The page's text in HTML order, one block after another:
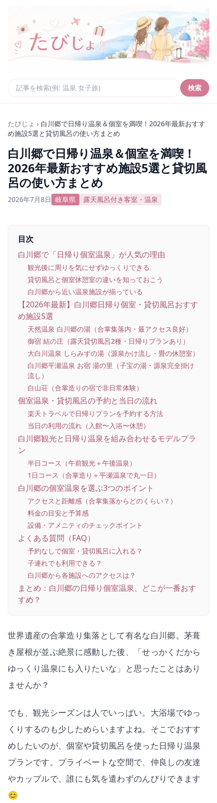
検索
たびじょ › 白川郷で日帰り温泉＆個室を満喫！2026年最新おすす
め施設5選と貸切風呂の使い方まとめ
白川郷で日帰り温泉＆個室を満喫！
2026年最新おすすめ施設5選と貸切風
呂の使い方まとめ
2026年7月8日 岐阜県 露天風呂付き客室・温泉
目次
白川郷で「日帰り個室温泉」が人気の理由
観光後に周りを気にせずゆっくりできる
貸切風呂と個室休憩室の違いを知っておこう
白川郷から近い温泉施設が揃っている
【2026年最新】白川郷日帰り個室・貸切風呂おすす
め施設5選
天然温泉 白川郷の湯（合掌集落内・最アクセス良好）
御宿 結の庄（露天貸切風呂2種・日帰りプランあり）
大白川温泉 しらみずの湯（源泉かけ流し・畳の休憩室）
白川郷平瀬温泉 お宿 湯の里（子宝の湯・源泉完全掛け
流し）
白山荘（合掌造りの宿で非日常体験）
個室温泉・貸切風呂の予約と当日の流れ
楽天トラベルで日帰りプランを予約する方法
当日の利用の流れ（入館〜入浴〜休憩）
白川郷観光と日帰り温泉を組み合わせるモデルプラ
ン
半日コース（午前観光＋午後温泉）
1日コース（合掌造り＋平瀬温泉で丸一日）
白川郷の個室温泉を選ぶ3つのポイント
アクセスと距離感（合掌集落からどのくらい？）
料金の目安と予算感
設備・アメニティのチェックポイント
よくある質問（FAQ）
予約なしで個室・貸切風呂に入れる？
子連れでも利用できる？
白川郷から各施設へのアクセスは？
まとめ：白川郷の日帰り個室温泉、どこが一番おす
すめ？
世界遺産の合掌造り集落として有名な白川郷。茅葺
き屋根が並ぶ絶景に感動した後、「せっかくだから
ゆっくり温泉にも入りたいな」と思ったことはあり
ませんか？
でも、観光シーズンは人でいっぱい。大浴場でゆっ
くりするのも少しためらいますよね。そこでおすす
めしたいのが、個室や貸切風呂を使った日帰り温泉
プランです。プライベートな空間で、仲良しの友達
やカップルで、誰にも気を遣わずのんびりできます
😊